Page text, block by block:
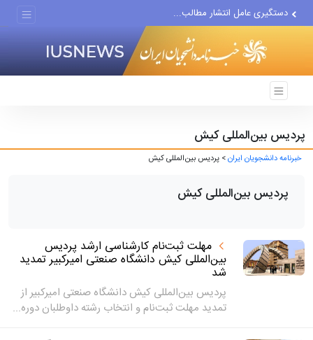
دستگیری عامل انتشار مطالب...
ضربه مغزی بیش از ۷۰۰ نظامی...
پردیس بین‌المللی کیش
خبرنامه دانشجویان ایران> پردیس بین‌المللی کیش
پردیس بین‌المللی کیش
مهلت ثبت‌نام کارشناسی ارشد پردیس
بین‌المللی کیش دانشگاه صنعتی امیرکبیر تمدید
شد
پردیس بین‌المللی کیش دانشگاه صنعتی امیرکبیر از
تمدید مهلت ثبت‌نام و انتخاب رشته داوطلبان دوره...